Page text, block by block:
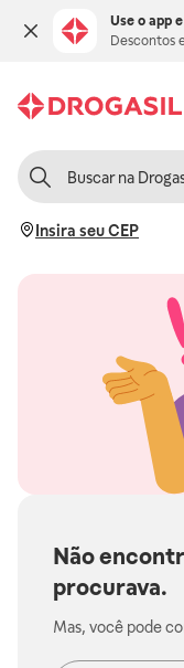
Use o app
Descontos
Insira seu CEP
Não
procurava.
Mas, você pode